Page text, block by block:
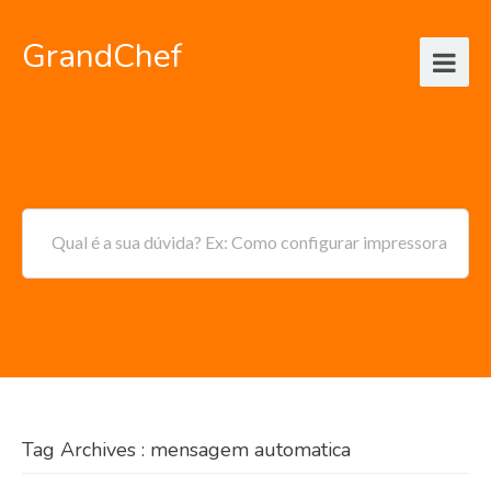
GrandChef
Qual é a sua dúvida? Ex: Como configurar impressora
Tag Archives : mensagem automatica